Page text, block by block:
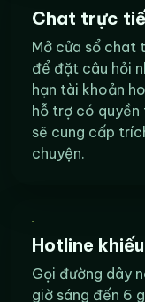
Chat trực
Mở cửa sổ chat
để đặt câu hỏi
hạn tài khoản
hỗ trợ có quyền
sẽ cung cấp
chuyện.
Hotline
Gọi đường dây
giờ sáng đến 6